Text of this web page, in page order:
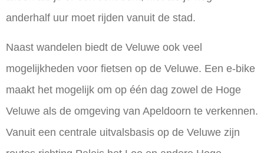
anderhalf uur moet rijden vanuit de stad.
Naast wandelen biedt de Veluwe ook veel
mogelijkheden voor fietsen op de Veluwe. Een e-bike
maakt het mogelijk om op één dag zowel de Hoge
Veluwe als de omgeving van Apeldoorn te verkennen.
Vanuit een centrale uitvalsbasis op de Veluwe zijn